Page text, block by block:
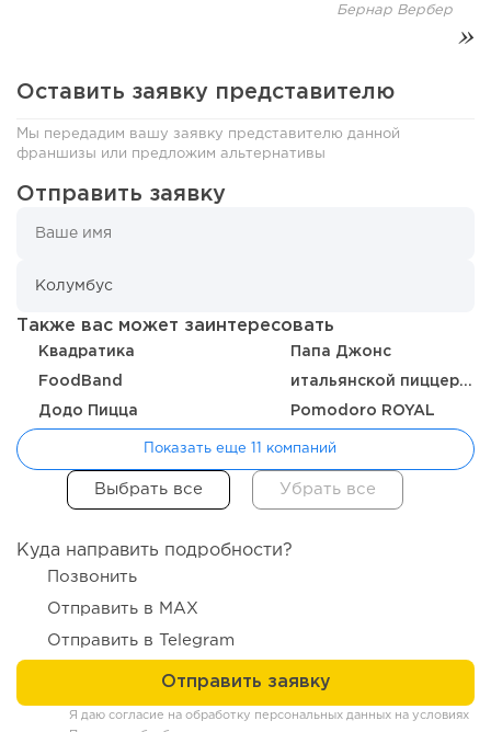
От стартапа за 30 тысяч рублей до бизнеса стоимостью
122 9 2
Бернар Вербер
Оставить заявку представителю
Мы передадим вашу заявку представителю данной
франшизы или предложим альтернативы
Отправить заявку
Также вас может заинтересовать
Квадратика Папа Джонс
FoodBand итальянской пиццерии Pizzamore
Додо Пицца Pomodoro ROYAL
Показать еще 11 компаний
Куда направить подробности?
Позвонить
Отправить в MAX
Отправить в Telegram
Я даю согласие на обработку персональных данных на условиях